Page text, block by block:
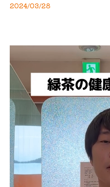
2024/03/28